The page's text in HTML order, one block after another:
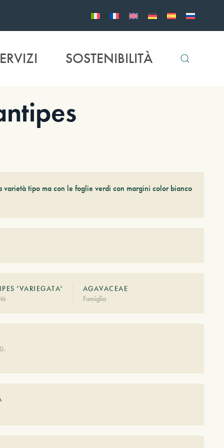
SOSTENIBILITÀ
varietà tipo ma con le foglie verdi con margini color bianco
'VARIEGATA'
AGAVACEAE
Famiglia